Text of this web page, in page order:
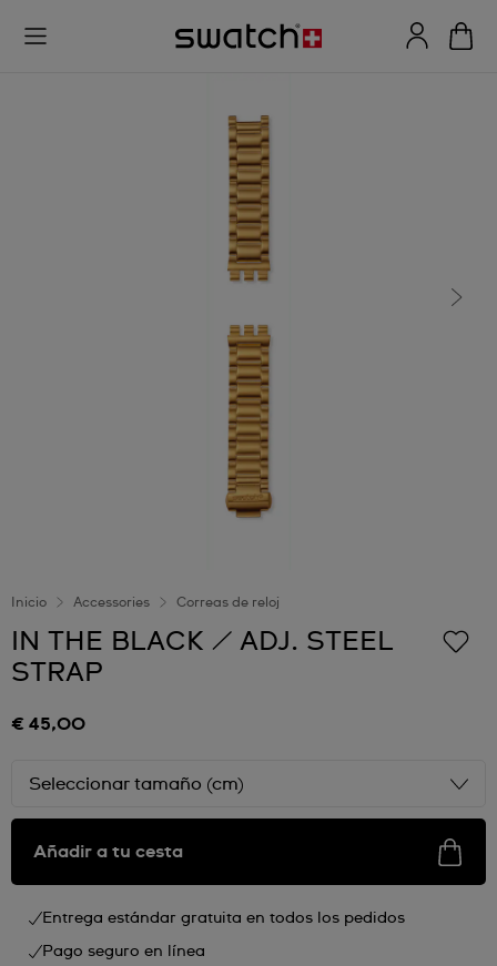
Inicio Accessories Correas de reloj
IN THE BLACK / ADJ. STEEL
STRAP
€ 45,00
Seleccionar tamaño (cm)
Añadir a tu cesta
Entrega estándar gratuita en todos los pedidos
Pago seguro en línea